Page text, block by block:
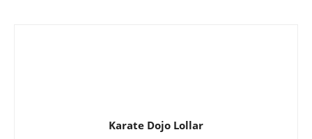
Karate Dojo Lollar